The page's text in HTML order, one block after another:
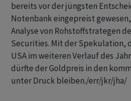
bereits vor der jüngsten
Notenbank eingepreist
Analyse von Rohstoffstrategen
Securities. Mit der Spekulation,
USA im weiteren Verlauf des
dürfte der Goldpreis in den
unter Druck bleiben./err/jkr/jha/